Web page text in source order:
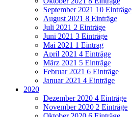
September 2021 10 Einträge
August 2021 8 Einträge
Juli 2021 2 Einträge
Juni 2021 3 Einträge
Mai 2021 1 Eintrag
April 2021 4 Einträge
März 2021 5 Einträge
Februar 2021 6 Einträge
Januar 2021 4 Einträge
2020
Dezember 2020 4 Einträge
November 2020 2 Einträge